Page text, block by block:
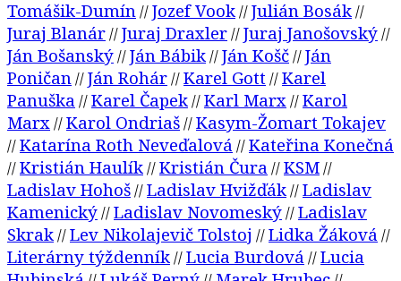
Tomášik-Dumín //Jozef Vook//Julián Bosák//
Juraj Blanár//Juraj Draxler//Juraj Janošovský//
Ján Bošanský//Ján Bábik//Ján Košč//Ján
Poničan //Ján Rohár//Karel Gott //Karel
Panuška //Karel Čapek//Karl Marx //Karol
Marx //Karol Ondriaš//Kasym-Žomart Tokajev
//Katarína Roth Neveďalová //Kateřina Konečná
//Kristián Haulík//Kristián Čura //KSM//
Ladislav Hohoš//Ladislav Hvižďák//Ladislav
Kamenický//Ladislav Novomeský//Ladislav
Skrak//Lev Nikolajevič Tolstoj //Lidka Žáková //
Literárny týždenník//Lucia Burdová //Lucia